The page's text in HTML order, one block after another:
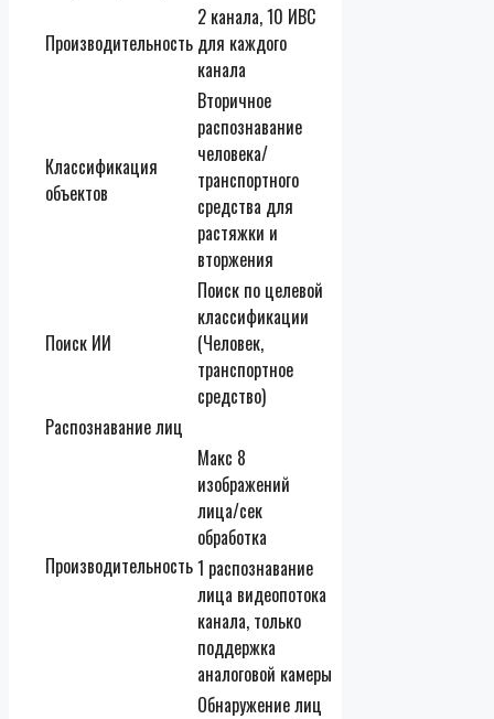
Производительность
2 канала, 10 ИВС
для каждого
канала
Классификация
объектов
Вторичное
распознавание
человека/
транспортного
средства для
растяжки и
вторжения
Поиск ИИ
Поиск по целевой
классификации
(Человек,
транспортное
средство)
Распознавание лиц
Производительность
Макс 8
изображений
лица/сек
обработка
1 распознавание
лица видеопотока
канала, только
поддержка
аналоговой камеры
Обнаружение лиц